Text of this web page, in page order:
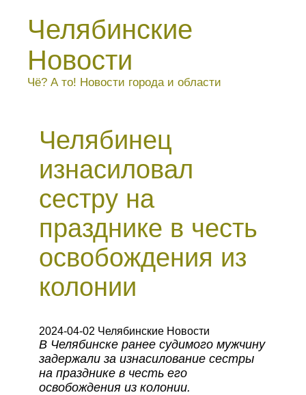
Челябинские
Новости
Чё? А то! Новости города и области
Челябинец
изнасиловал
сестру на
празднике в честь
освобождения из
колонии
2024-04-02 Челябинские Новости
В Челябинске ранее судимого мужчину
задержали за изнасилование сестры
на празднике в честь его
освобождения из колонии.